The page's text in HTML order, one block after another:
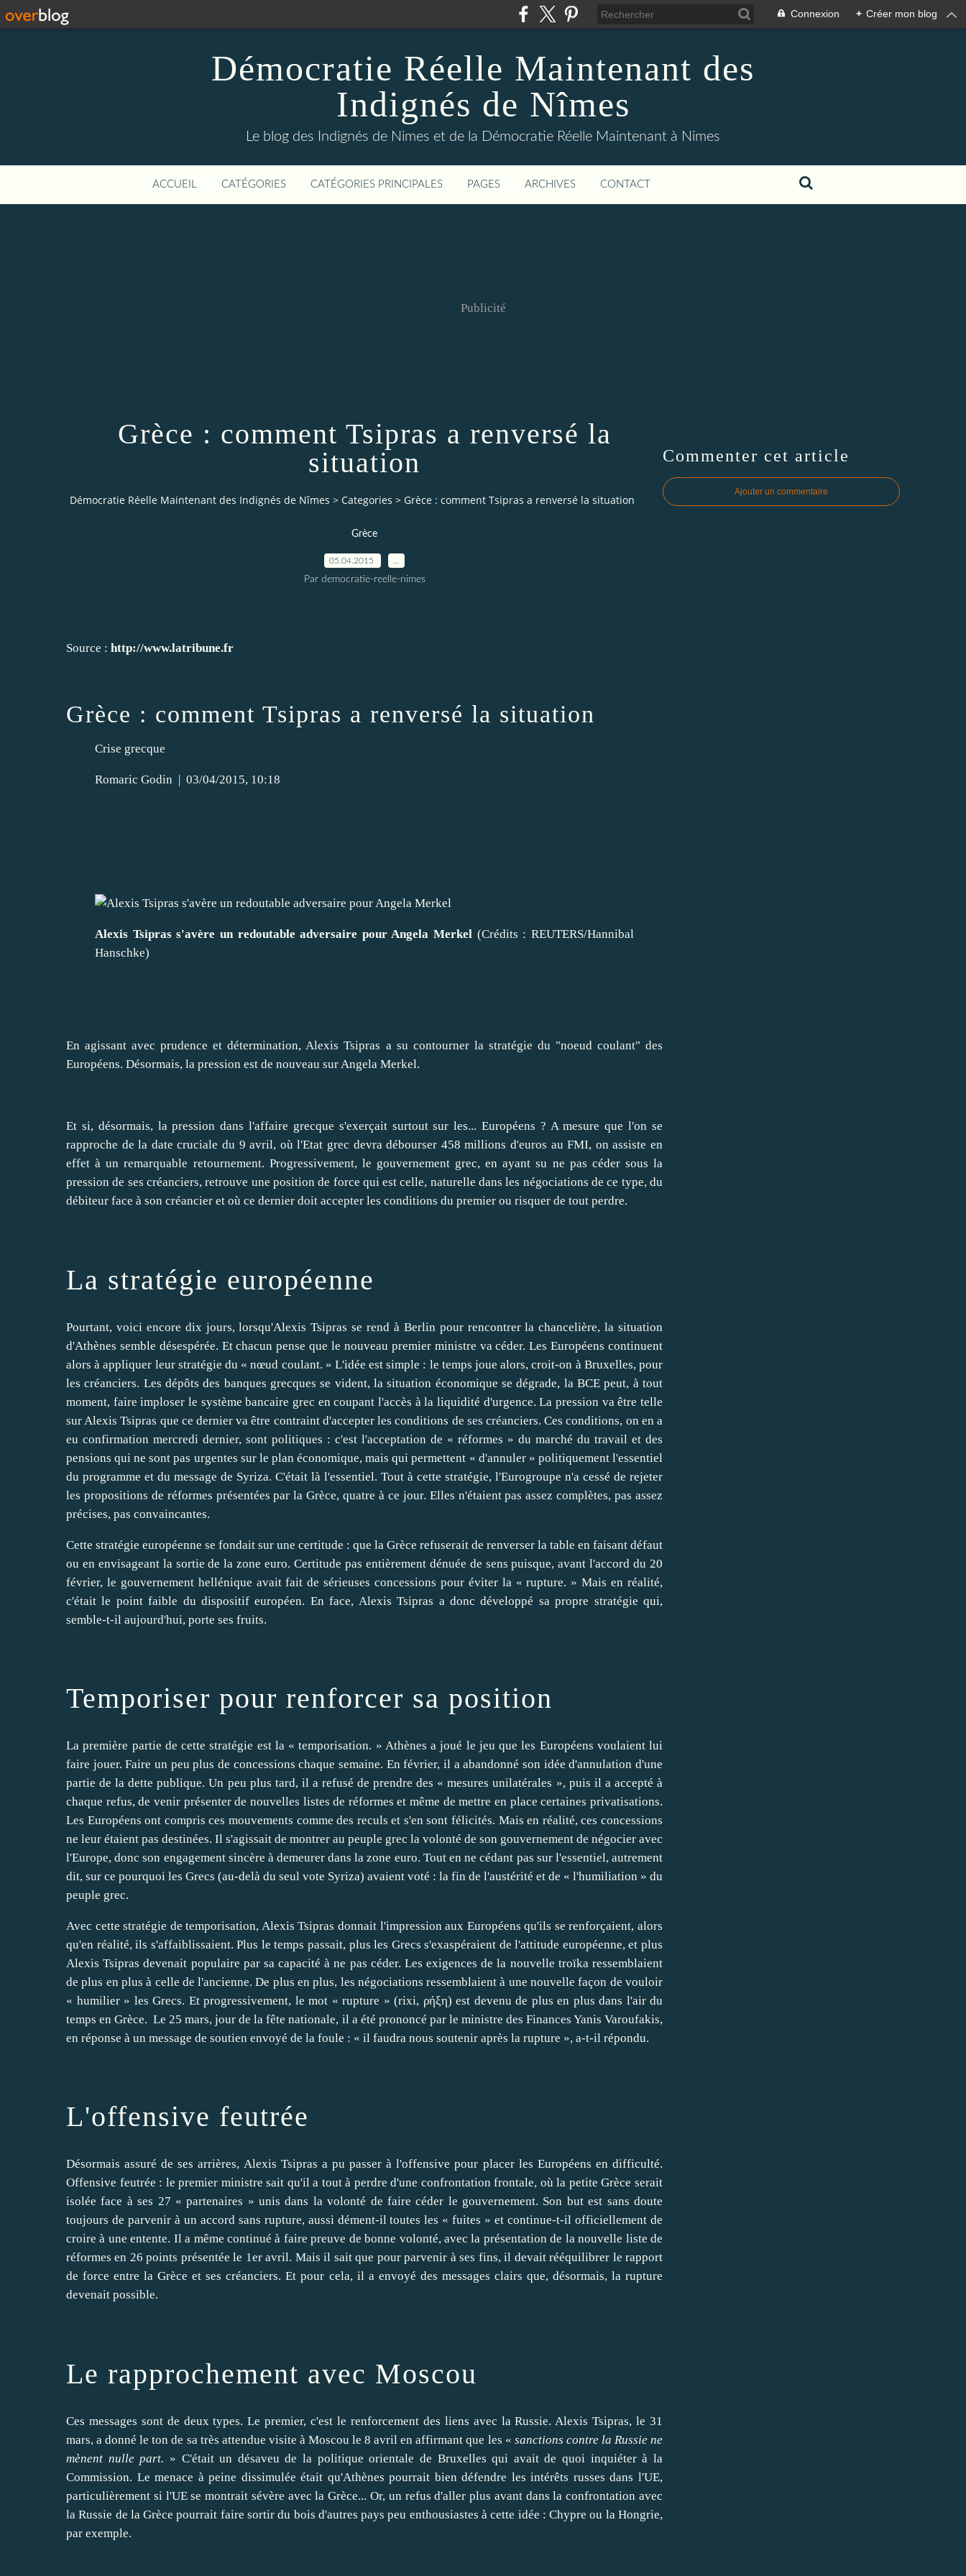
Connexion + Créer mon blog
Démocratie Réelle Maintenant des
Indignés de Nîmes
Le blog des Indignés de Nimes et de la Démocratie Réelle Maintenant à Nimes
ACCUEIL CATÉGORIES CATÉGORIES PRINCIPALES PAGES ARCHIVES CONTACT
Publicité
Grèce : comment Tsipras a renversé la
situation
Démocratie Réelle Maintenant des Indignés de Nîmes > Categories > Grèce : comment Tsipras a renversé la situation
Grèce
05.04.2015
Par democratie-reelle-nimes
Source : http://www.latribune.fr
Grèce : comment Tsipras a renversé la situation
Crise grecque
Romaric Godin 03/04/2015, 10:18
Alexis Tsipras s'avère un redoutable adversaire pour Angela Merkel (Crédits : REUTERS/Hannibal
Hanschke)
En agissant avec prudence et détermination, Alexis Tsipras a su contourner la stratégie du "noeud coulant" des
Européens. Désormais, la pression est de nouveau sur Angela Merkel.
Et si, désormais, la pression dans l'affaire grecque s'exerçait surtout sur les... Européens ? A mesure que l'on se
rapproche de la date cruciale du 9 avril, où l'Etat grec devra débourser 458 millions d'euros au FMI, on assiste en
effet à un remarquable retournement. Progressivement, le gouvernement grec, en ayant su ne pas céder sous la
pression de ses créanciers, retrouve une position de force qui est celle, naturelle dans les négociations de ce type, du
débiteur face à son créancier et où ce dernier doit accepter les conditions du premier ou risquer de tout perdre.
La stratégie européenne
Pourtant, voici encore dix jours, lorsqu'Alexis Tsipras se rend à Berlin pour rencontrer la chancelière, la situation
d'Athènes semble désespérée. Et chacun pense que le nouveau premier ministre va céder.Les Européens continuent
alors à appliquer leur stratégie du « nœud coulant. » L'idée est simple : le temps joue alors, croit-on à Bruxelles, pour
les créanciers. Les dépôts des banques grecques se vident, la situation économique se dégrade, la BCE peut, à tout
moment, faire imploser le système bancaire grec en coupant l'accès à la liquidité d'urgence. La pression va être telle
sur Alexis Tsipras que ce dernier va être contraint d'accepter les conditions de ses créanciers. Ces conditions, on en a
eu confirmation mercredi dernier, sont politiques : c'est l'acceptation de « réformes » du marché du travail et des
pensions qui ne sont pas urgentes sur le plan économique, mais qui permettent « d'annuler » politiquement l'essentiel
du programme et du message de Syriza. C'était là l'essentiel. Tout à cette stratégie, l'Eurogroupe n'a cessé de rejeter
les propositions de réformes présentées par la Grèce, quatre à ce jour. Elles n'étaient pas assez complètes, pas assez
précises, pas convaincantes.
Cette stratégie européenne se fondait sur une certitude : que la Grèce refuserait de renverser la table en faisant défaut
ou en envisageant la sortie de la zone euro. Certitude pas entièrement dénuée de sens puisque,avant l'accord du 20
février, le gouvernement hellénique avait fait de sérieuses concessions pour éviter la « rupture. » Mais en réalité,
c'était le point faible du dispositif européen. En face, Alexis Tsipras a donc développé sa propre stratégie qui,
semble-t-il aujourd'hui, porte ses fruits.
Temporiser pour renforcer sa position
La première partie de cette stratégie est la « temporisation. » Athènes a joué le jeu que les Européens voulaient lui
faire jouer. Faire un peu plus de concessions chaque semaine. En février, il a abandonné son idée d'annulation d'une
partie de la dette publique. Un peu plus tard, il a refusé de prendre des « mesures unilatérales », puis il a accepté à
chaque refus, de venir présenter de nouvelles listes de réformes et même de mettre en place certaines privatisations.
Les Européens ont compris ces mouvements comme des reculs et s'en sont félicités. Mais en réalité, ces concessions
ne leur étaient pas destinées. Il s'agissait de montrer au peuple grec la volonté de son gouvernement de négocier avec
l'Europe, donc son engagement sincère à demeurer dans la zone euro. Tout en ne cédant pas sur l'essentiel, autrement
dit, sur ce pourquoi les Grecs (au-delà du seul vote Syriza) avaient voté : la fin de l'austérité et de « l'humiliation » du
peuple grec.
Avec cette stratégie de temporisation, Alexis Tsipras donnait l'impression aux Européens qu'ils se renforçaient, alors
qu'en réalité, ils s'affaiblissaient. Plus le temps passait, plus les Grecs s'exaspéraient de l'attitude européenne, et plus
Alexis Tsipras devenait populaire par sa capacité à ne pas céder. Les exigences de la nouvelle troïka ressemblaient
de plus en plus à celle de l'ancienne. De plus en plus, les négociations ressemblaient à une nouvelle façon de vouloir
« humilier » les Grecs. Et progressivement, le mot « rupture » (rixi, ρήξη) est devenu de plus en plus dans l'air du
temps en Grèce. Le 25 mars, jour de la fête nationale, il a été prononcé par le ministre des Finances Yanis Varoufakis,
en réponse à un message de soutien envoyé de la foule : « il faudra nous soutenir après la rupture », a-t-il répondu.
L'offensive feutrée
Désormais assuré de ses arrières, Alexis Tsipras a pu passer à l'offensive pour placer les Européens en difficulté.
Offensive feutrée : le premier ministre sait qu'il a tout à perdre d'une confrontation frontale, où la petite Grèce serait
isolée face à ses 27 « partenaires » unis dans la volonté de faire céder le gouvernement. Son but est sans doute
toujours de parvenir à un accord sans rupture, aussi dément-il toutes les « fuites » et continue-t-il officiellement de
croire à une entente. Il a même continué à faire preuve de bonne volonté, avec la présentation de la nouvelle liste de
réformes en 26 points présentée le 1er avril. Mais il sait que pour parvenir à ses fins, il devait rééquilibrer le rapport
de force entre la Grèce et ses créanciers. Et pour cela, il a envoyé des messages clairs que, désormais, la rupture
devenait possible.
Le rapprochement avec Moscou
Ces messages sont de deux types. Le premier, c'est le renforcement des liens avec la Russie. Alexis Tsipras,le 31
mars, a donné le ton de sa très attendue visite à Moscou le 8 avril en affirmant que les « sanctions contre la Russie ne
mènent nulle part. » C'était un désaveu de la politique orientale de Bruxelles qui avait de quoi inquiéter à la
Commission. Le menace à peine dissimulée était qu'Athènes pourrait bien défendre les intérêts russes dans l'UE,
particulièrement si l'UE se montrait sévère avec la Grèce... Or, un refus d'aller plus avant dans la confrontation avec
la Russie de la Grèce pourrait faire sortir du bois d'autres pays peu enthousiastes à cette idée : Chypre ou la Hongrie,
par exemple.
Commenter cet article
Ajouter un commentaire